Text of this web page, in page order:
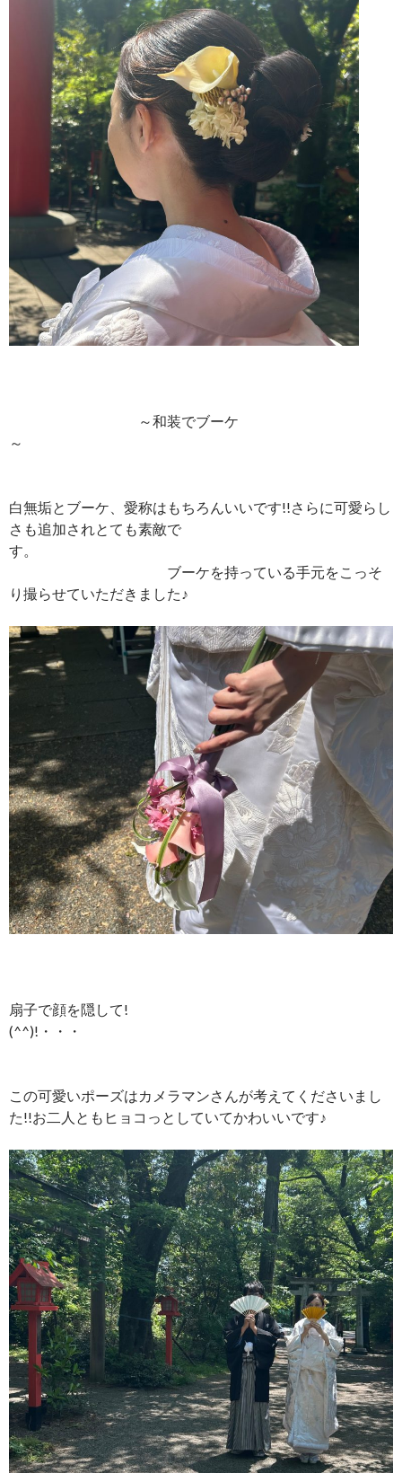
～和装でブーケ
～
白無垢とブーケ、愛称はもちろんいいです!!さらに可愛らし
さも追加されとても素敵で
す。
ブーケを持っている手元をこっそ
り撮らせていただきました♪
扇子で顔を隠して!
(^^)!・・・
この可愛いポーズはカメラマンさんが考えてくださいまし
た!!お二人ともヒョコっとしていてかわいいです♪